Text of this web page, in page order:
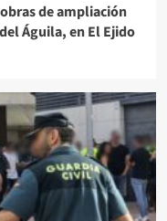
de ampliación
Águila, en El Ejido